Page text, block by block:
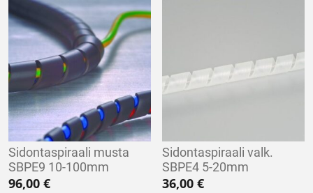
Sidontaspiraali musta
SBPE9 10-100mm
96,00 €
Sidontaspiraali valk.
SBPE4 5-20mm
36,00€